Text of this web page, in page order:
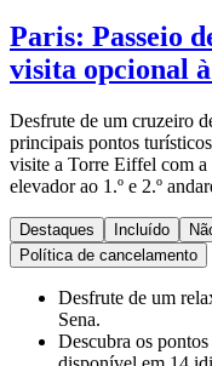
Paris: Passeio
visita opcional
Desfrute de um cruzeiro
principais pontos
visite a Torre Eiffel com a
elevador ao 1.º e 2.º
Destaques Incluído
Política de cancelamento
Desfrute de um
Sena.
Descubra os